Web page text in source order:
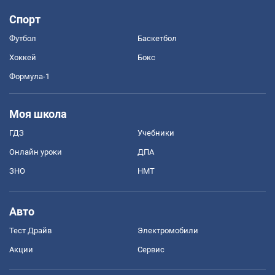
Спорт
Футбол Баскетбол
Хоккей Бокс
Формула-1
Моя школа
ГДЗ Учебники
Онлайн уроки ДПА
ЗНО НМТ
Авто
Тест Драйв Электромобили
Акции Сервис